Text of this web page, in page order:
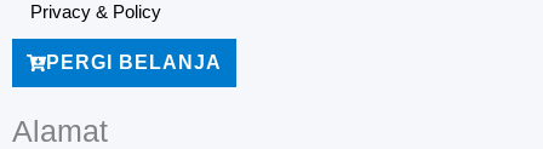
Privacy & Policy
PERGI BELANJA
Alamat